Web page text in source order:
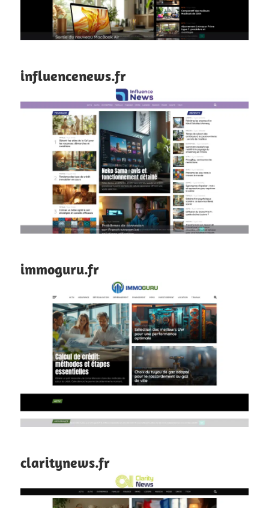
influencenews.fr
immoguru.fr
claritynews.fr